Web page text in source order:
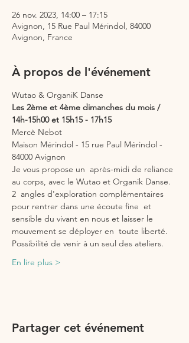
26 nov. 2023, 14:00 – 17:15
Avignon, 15 Rue Paul Mérindol, 84000
Avignon, France
À propos de l'événement
Wutao & OrganiK Danse
Les 2ème et 4ème dimanches du mois /
14h-15h00 et 15h15 - 17h15
Mercè Nebot
Maison Mérindol - 15 rue Paul Mérindol -
84000 Avignon
Je vous propose un  après-midi de reliance
au corps, avec le Wutao et Organik Danse.
2  angles d'exploration complémentaires
pour rentrer dans une écoute fine  et
sensible du vivant en nous et laisser le
mouvement se déployer en  toute liberté.
Possibilité de venir à un seul des ateliers.
En lire plus >
Partager cet événement